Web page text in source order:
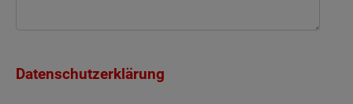
Datenschutzerklärung